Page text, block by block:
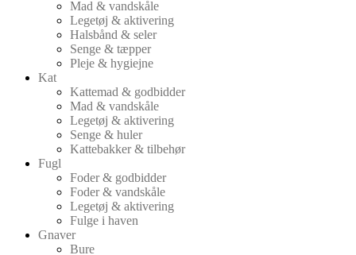
Mad & vandskåle
Legetøj & aktivering
Halsbånd & seler
Senge & tæpper
Pleje & hygiejne
Kat
Kattemad & godbidder
Mad & vandskåle
Legetøj & aktivering
Senge & huler
Kattebakker & tilbehør
Fugl
Foder & godbidder
Foder & vandskåle
Legetøj & aktivering
Fulge i haven
Gnaver
Bure